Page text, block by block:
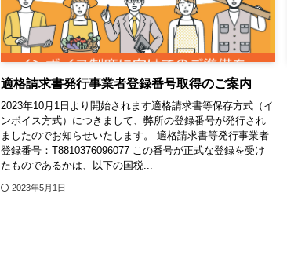
適格請求書発行事業者登録番号取得のご案内
2023年10月1日より開始されます適格請求書等保存方式（イ
ンボイス方式）につきまして、弊所の登録番号が発行され
ましたのでお知らせいたします。 適格請求書等発行事業者
登録番号：T8810376096077 この番号が正式な登録を受け
たものであるかは、以下の国税...
2023年5月1日